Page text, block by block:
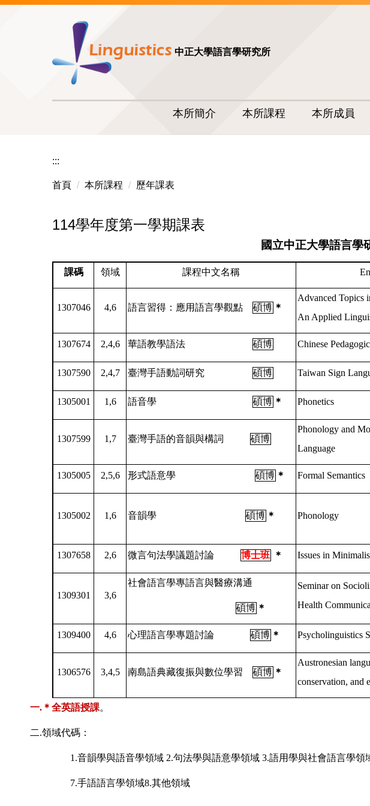
中正大學語言學研究所
本所簡介 本所課程 本所成員
:::
首頁 本所課程 歷年課表
114學年度第一學期課表
國立中正大學語言學
課碼 領域 課程中文名稱
1307046 4,6 語言習得 ： 應用語言學觀點 碩博 ＊
Advanced Topics
An Applied
1307674 2,4,6 華語教學語法 碩博 Chinese
1307590 2,4,7 臺灣手語動詞研究 碩博 Taiwan Sign
1305001 1,6 語音學 碩博 ＊ Phonetics
1307599 1,7 臺灣手語的音韻與構詞 碩博
Phonology and
Language
1305005 2,5,6 形式語意學 碩博 ＊ Formal Semantics
1305002 1,6 音韻學 碩博 ＊ Phonology
1307658 2,6 微言句法學議題討論 博士班 ＊ Issues in
1309301 3,6
社會語言學專語言與醫療溝通
碩博 ＊
Seminar on
Health
1309400 4,6 心理語言學專題討論 碩博 ＊ Psycholinguistics
1306576 3,4,5 南島語典藏復振與數位學習 碩博 ＊
Austronesian
conservation, and
一.＊全英語授課。
二.領域代碼：
1.音韻學與語音學領域 2.句法學與語意學領域 3.語用學與社會語言學領
7.手語語言學領域8.其他領域